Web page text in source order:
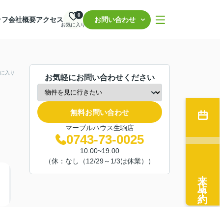
会社概要アクセス
お気に入り
0
お問い合わせ
入り
お気軽にお問い合わせください
無料お問い合わせ
マーブルハウス生駒店
0743-73-0025
10:00~19:00
（休：なし（12/29～1/3は休業））
来店予約